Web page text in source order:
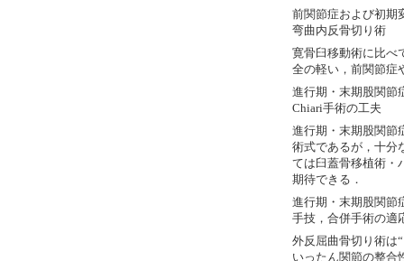
前関節症および初期
弯曲内反骨切り術
寛骨臼移動術に比べ
全の軽い，前関節症
進行期・末期股関節
Chiari手術の工夫
進行期・末期股関節
術式であるが，十分
ては臼蓋骨移植術・
期待できる．
進行期・末期股関
手技，合併手術の
外反屈曲骨切り術は
いったん関節の整合